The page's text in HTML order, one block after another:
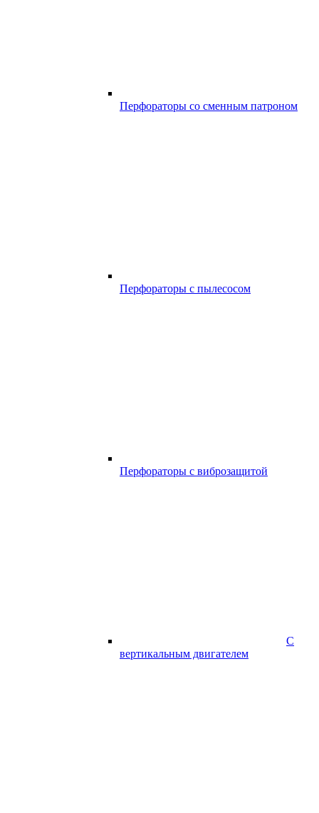
Перфораторы со сменным патроном
Перфораторы с пылесосом
Перфораторы с виброзащитой
С
вертикальным двигателем